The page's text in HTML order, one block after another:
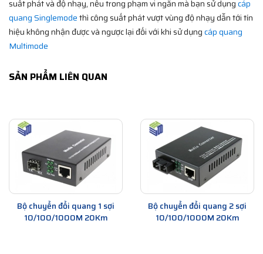
suất phát và độ nhạy, nếu trong phạm vi ngắn mà bạn sử dụngcáp
quang Singlemodethì công suất phát vượt vùng độ nhạy dẫn tới tín
hiệu không nhận được và ngược lại đối với khi sử dụngcáp quang
Multimode
SẢN PHẨM LIÊN QUAN
Bộ chuyển đổi quang 1 sợi
10/100/1000M 20Km
Bộ chuyển đổi quang 2 sợi
10/100/1000M 20Km